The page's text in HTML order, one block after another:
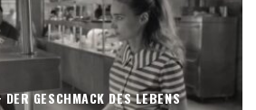
GESCHMACK DES LEBENS